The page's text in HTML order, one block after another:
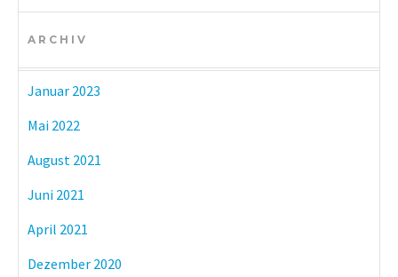
ARCHIV
Januar 2023
Mai 2022
August 2021
Juni 2021
April 2021
Dezember 2020